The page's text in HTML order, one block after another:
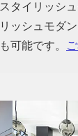
タイリッシ
ッシュモダ
可能です。